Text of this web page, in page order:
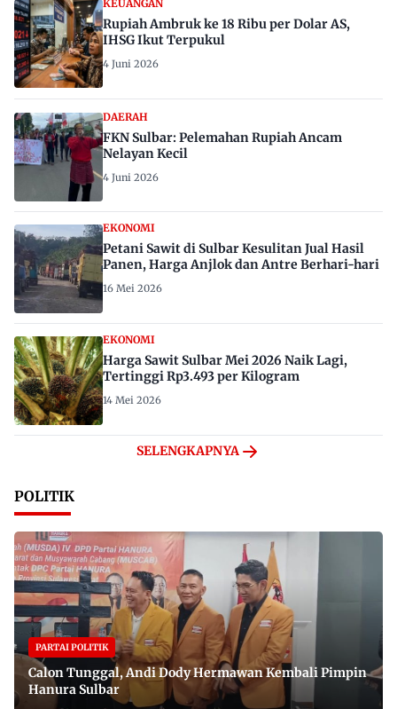
KEUANGAN
Rupiah Ambruk ke 18 Ribu per Dolar AS,
IHSG Ikut Terpukul
4 Juni 2026
DAERAH
FKN Sulbar: Pelemahan Rupiah Ancam
Nelayan Kecil
4 Juni 2026
EKONOMI
Petani Sawit di Sulbar Kesulitan Jual Hasil
Panen, Harga Anjlok dan Antre Berhari-hari
16 Mei 2026
EKONOMI
Harga Sawit Sulbar Mei 2026 Naik Lagi,
Tertinggi Rp3.493 per Kilogram
14 Mei 2026
SELENGKAPNYA
POLITIK
PARTAI POLITIK
Calon Tunggal, Andi Dody Hermawan Kembali Pimpin
Hanura Sulbar